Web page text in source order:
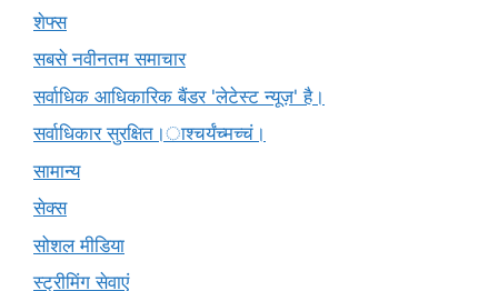
शेफ्स
सबसे नवीनतम समाचार
सर्वाधिक आधिकारिक बैंडर 'लेटेस्ट न्यूज़' है।
सर्वाधिकार सुरक्षित।ाश्चर्यंच्मच्चं।
सामान्य
सेक्स
सोशल मीडिया
स्ट्रीमिंग सेवाएं